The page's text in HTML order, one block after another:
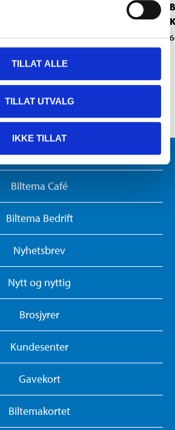
TILLAT ALLE
TILLAT UTVALG
IKKE TILLAT
og åpningstider
Biltema Café
Biltema Bedrift
Nyhetsbrev
Nytt og nyttig
Brosjyrer
Kundesenter
Gavekort
Biltemakortet